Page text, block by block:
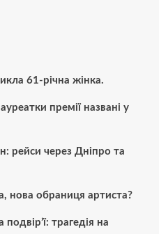
61-річна жінка.
премії названі у
рейси через Дніпро та
нова обраниця артиста?
трагедія на